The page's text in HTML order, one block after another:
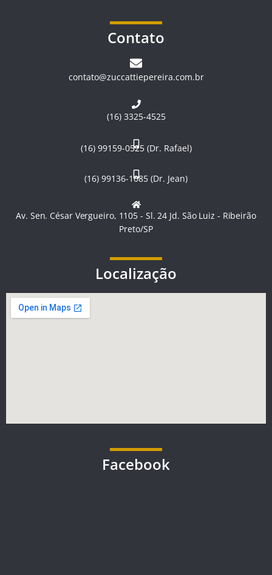
Contato
contato@zuccattiepereira.com.br
(16) 3325-4525
(16) 99159-0525 (Dr. Rafael)
(16) 99136-1085 (Dr. Jean)
Av. Sen. César Vergueiro, 1105 - Sl. 24 Jd. São Luiz - Ribeirão
Preto/SP
Localização
Facebook